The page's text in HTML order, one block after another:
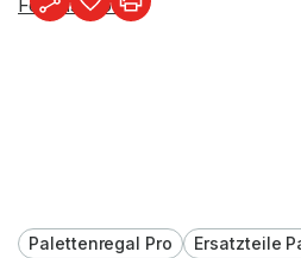
Palettenregal Pro Ersatzteile